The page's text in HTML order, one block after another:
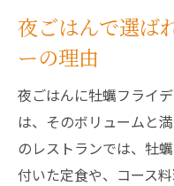
夜ごはんで選ば
ーの理由
夜ごはんに牡蠣フライ
は、そのボリュームと
のレストランでは、牡
付いた定食や、コース